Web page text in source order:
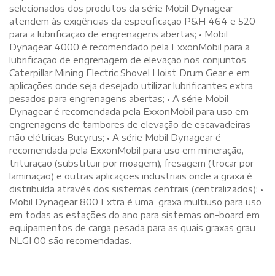
selecionados dos produtos da série Mobil Dynagear
atendem às exigências da especificação P&H 464 e 520
para a lubrificação de engrenagens abertas; • Mobil
Dynagear 4000 é recomendado pela ExxonMobil para a
lubrificação de engrenagem de elevação nos conjuntos
Caterpillar Mining Electric Shovel Hoist Drum Gear e em
aplicações onde seja desejado utilizar lubrificantes extra
pesados para engrenagens abertas; • A série Mobil
Dynagear é recomendada pela ExxonMobil para uso em
engrenagens de tambores de elevação de escavadeiras
não elétricas Bucyrus; • A série Mobil Dynagear é
recomendada pela ExxonMobil para uso em mineração,
trituração (substituir por moagem), fresagem (trocar por
laminação) e outras aplicações industriais onde a graxa é
distribuída através dos sistemas centrais (centralizados); •
Mobil Dynagear 800 Extra é uma graxa multiuso para uso
em todas as estações do ano para sistemas on-board em
equipamentos de carga pesada para as quais graxas grau
NLGI 00 são recomendadas.